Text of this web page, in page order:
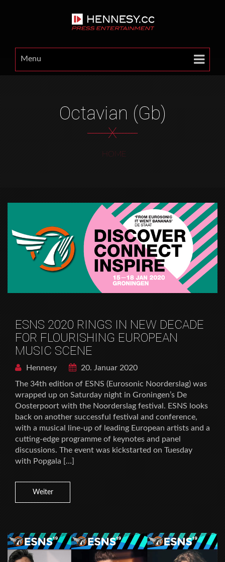
Menu
Octavian (gb)
X
HOME
ESNS 2020 RINGS IN NEW DECADE
FOR FLOURISHING EUROPEAN
MUSIC SCENE
Hennesy
20. Januar 2020
The 34th edition of ESNS (Eurosonic Noorderslag) was
wrapped up on Saturday night in Groningen’s De
Oosterpoort with the Noorderslag festival. ESNS looks
back on another successful festival and conference,
with a musical line-up of leading European artists and a
cutting-edge programme of keynotes and panel
discussions. The event was kickstarted on Tuesday
with Popgala […]
Weiter